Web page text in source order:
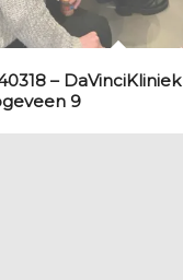
– DaVinciKliniek
9